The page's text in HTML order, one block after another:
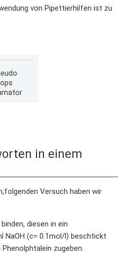
von Pipettierhilfen ist zu
in einem
Versuch haben wir
diesen in ein
NaOH (c= 0.1mol/l) beschtickt
zugeben.